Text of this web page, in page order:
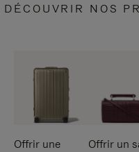
DÉCOUVRIR NOS
Offrir une
Offrir un